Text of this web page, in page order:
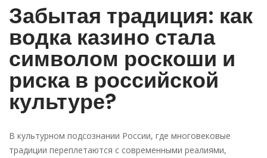
Забытая традиция: как
водка казино стала
символом роскоши и
риска в российской
культуре?
В культурном подсознании России, где многовековые
традиции переплетаются с современными реалиями,